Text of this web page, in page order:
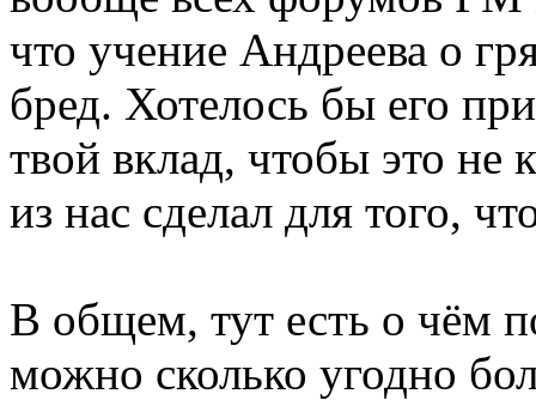
что учение Андреева о
бред. Хотелось бы его
твой вклад, чтобы это не
из нас сделал для того,
В общем, тут есть о чём
можно сколько угодно